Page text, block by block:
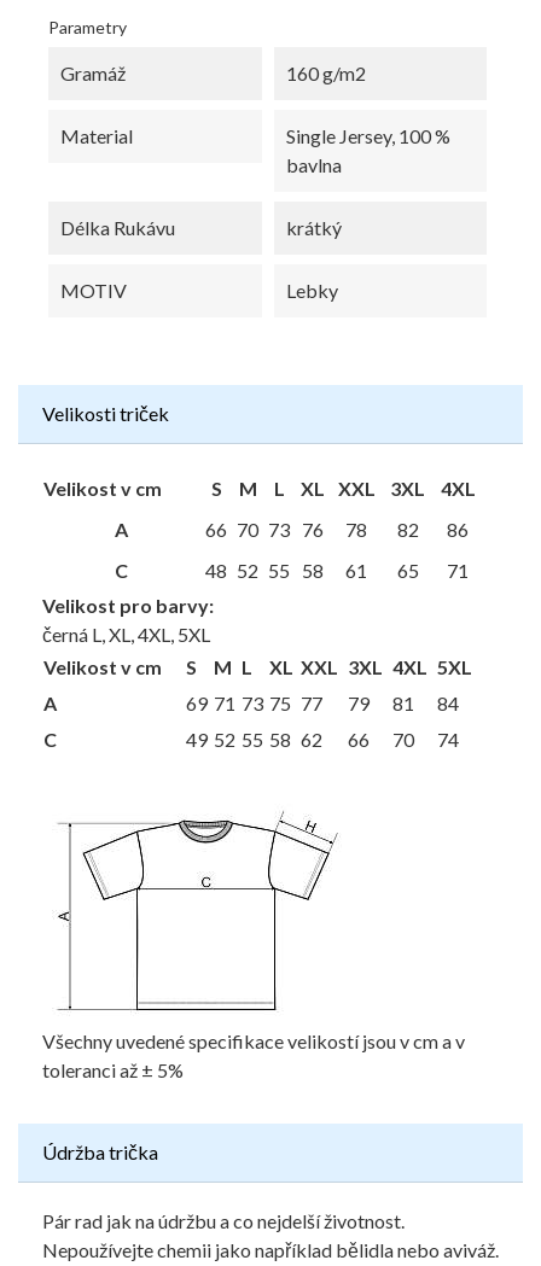
Parametry
Gramáž 160 g/m2
Material
Single Jersey, 100 %
bavlna
Délka Rukávu krátký
MOTIV Lebky
Velikosti triček
Velikost v cm S M L XL XXL 3XL
4XL
A
66 70 73 76 78 82
86
C
48 52 55 58 61 65
71
Velikost pro barvy:
černá L, XL, 4XL, 5XL
Velikost v cm
S M L XL XXL 3XL 4XL 5XL
A
69 71 73 75 77 79 81
84
C
49 52 55 58 62 66 70 74
Všechny uvedené specifikace velikostí jsou v cm a v
toleranci až ± 5%
Údržba trička
Pár rad jak na údržbu a co nejdelší životnost.
Nepoužívejte chemii jako například bělidla nebo aviváž.